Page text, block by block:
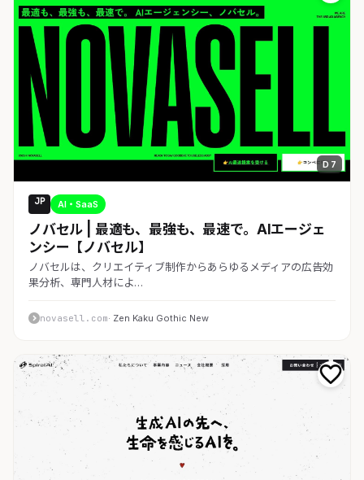
D 7
JP AI・SaaS
ノバセル | 最適も、最強も、最速で。AIエージェ
ンシー【ノバセル】
ノバセルは、クリエイティブ制作からあらゆるメディアの広告効
果分析、専門人材によ…
novasell.com· Zen Kaku Gothic New